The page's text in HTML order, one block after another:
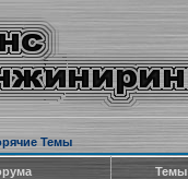
Темы
Темы